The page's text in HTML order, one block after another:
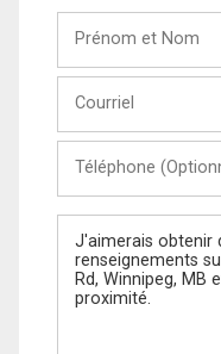
Nom
(Optionnel)
Message